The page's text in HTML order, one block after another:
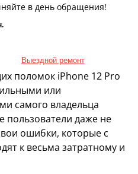
в день обращения!
Выездной ремонт
поломок iPhone 12 Pro
или
самого владельца
пользователи даже не
ошибки, которые с
к весьма затратному и